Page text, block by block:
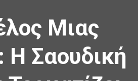
Μιας
Η Σαουδική